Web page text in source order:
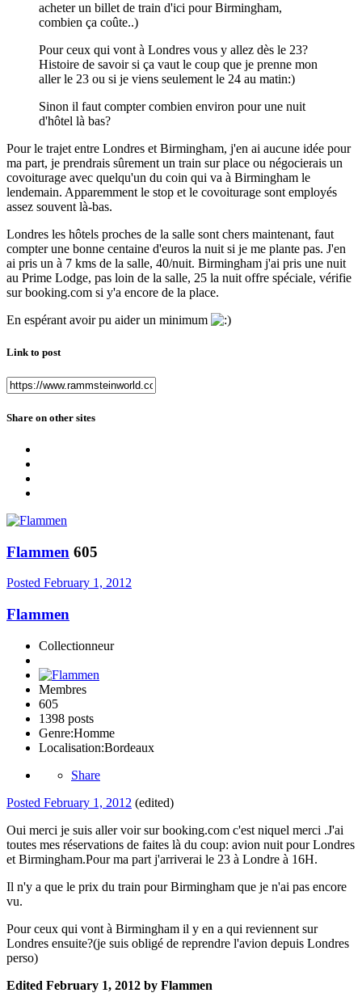
acheter un billet de train d'ici pour Birmingham,
combien ça coûte..)
Pour ceux qui vont à Londres vous y allez dès le 23?
Histoire de savoir si ça vaut le coup que je prenne mon
aller le 23 ou si je viens seulement le 24 au matin:)
Sinon il faut compter combien environ pour une nuit
d'hôtel là bas?
Pour le trajet entre Londres et Birmingham, j'en ai aucune idée pour
ma part, je prendrais sûrement un train sur place ou négocierais un
covoiturage avec quelqu'un du coin qui va à Birmingham le
lendemain. Apparemment le stop et le covoiturage sont employés
assez souvent là-bas.
Londres les hôtels proches de la salle sont chers maintenant, faut
compter une bonne centaine d'euros la nuit si je me plante pas. J'en
ai pris un à 7 kms de la salle, 40/nuit. Birmingham j'ai pris une nuit
au Prime Lodge, pas loin de la salle, 25 la nuit offre spéciale, vérifie
sur booking.com si y'a encore de la place.
En espérant avoir pu aider un minimum
Link to post
Share on other sites
Flammen 605
Posted February 1, 2012
Flammen
Collectionneur
Membres
605
1398 posts
Genre:Homme
Localisation:Bordeaux
Share
Posted February 1, 2012 (edited)
Oui merci je suis aller voir sur booking.com c'est niquel merci .J'ai
toutes mes réservations de faites là du coup: avion nuit pour Londres
et Birmingham.Pour ma part j'arriverai le 23 à Londre à 16H.
Il n'y a que le prix du train pour Birmingham que je n'ai pas encore
vu.
Pour ceux qui vont à Birmingham il y en a qui reviennent sur
Londres ensuite?(je suis obligé de reprendre l'avion depuis Londres
perso)
Edited February 1, 2012 by Flammen